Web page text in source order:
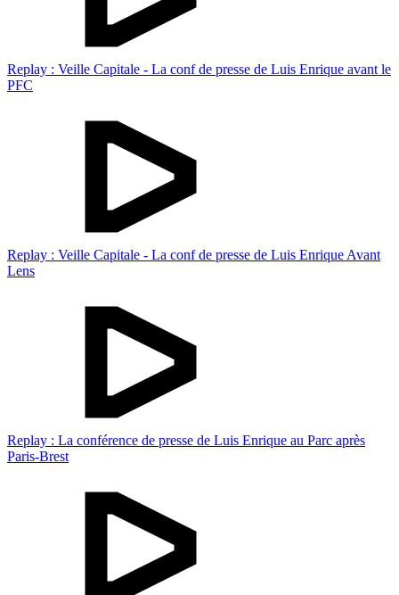
Replay : Veille Capitale - La conf de presse de Luis Enrique avant le
PFC
Replay : Veille Capitale - La conf de presse de Luis Enrique Avant
Lens
Replay : La conférence de presse de Luis Enrique au Parc après
Paris-Brest